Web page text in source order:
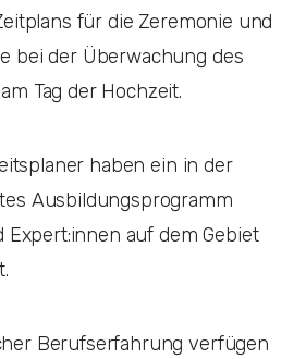
für die Zeremonie und
bei der Überwachung des
Tag der Hochzeit.
haben ein in der
Ausbildungsprogramm
Expert:innen auf dem Gebiet
Berufserfahrung verfügen